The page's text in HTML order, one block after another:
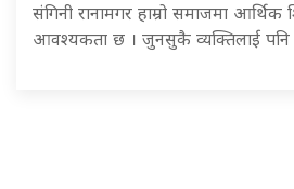
संगिनी रानामगर हाम्रो समाजमा आर्थिक
आवश्यकता छ । जुनसुकै व्यक्तिलाई